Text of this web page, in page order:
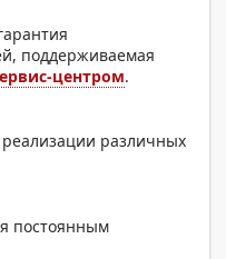
поддерживаемая
центром.
различных
постоянным